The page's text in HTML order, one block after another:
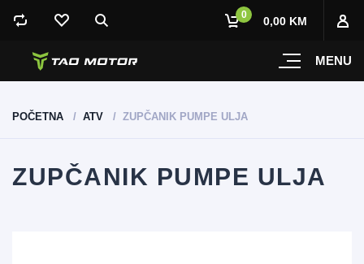
MENU
0 0,00 KM
POČETNA ATV ZUPČANIK PUMPE ULJA
ZUPČANIK PUMPE ULJA